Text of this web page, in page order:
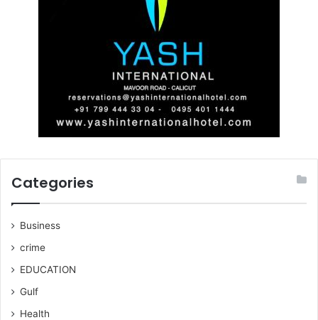
Categories
Business
crime
EDUCATION
Gulf
Health